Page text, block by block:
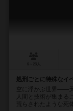
処刑ごとに特殊なイ
空に浮かぶ世界――
人間と技術が集まる
荒らされたような